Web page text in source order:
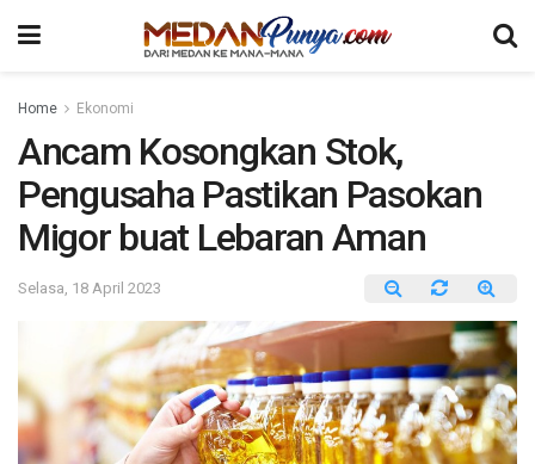
Home Ekonomi
Ancam Kosongkan Stok,
Pengusaha Pastikan Pasokan
Migor buat Lebaran Aman
Selasa, 18 April 2023